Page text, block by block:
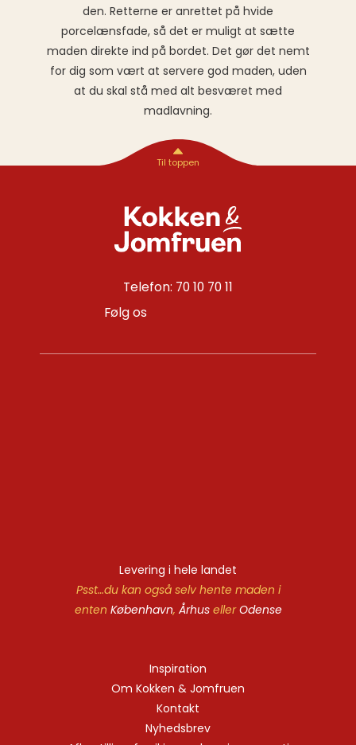
den. Retterne er anrettet på hvide
porcelænsfade, så det er muligt at sætte
maden direkte ind på bordet. Det gør det nemt
for dig som vært at servere god maden, uden
at du skal stå med alt besværet med
madlavning.
Telefon: 70 10 70 11
Følg os
Levering i hele landet
Psst…du kan også selv hente maden i
enten København, ÅrhusellerOdense
Inspiration
Om Kokken & Jomfruen
Kontakt
Nyhedsbrev